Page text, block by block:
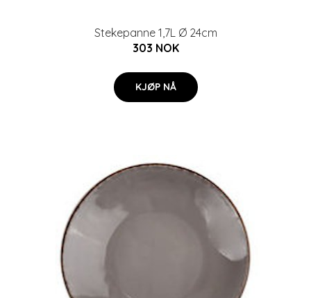
Stekepanne 1,7L Ø 24cm
303 NOK
KJØP NÅ